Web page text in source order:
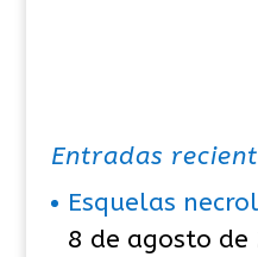
Entradas
Esquelas
8 de agosto de